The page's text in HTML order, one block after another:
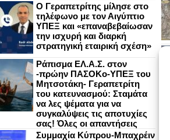
Ο Γεραπετρίτης μίλησε στο
τηλέφωνο με τον Αιγύπτιο
ΥΠΕΞ και «επαναβεβαίωσαν
την ισχυρή και διαρκή
στρατηγική εταιρική σχέση»
Ράπισμα ΕΛ.Α.Σ. στον
-πρώην ΠΑΣΟΚο-ΥΠΕΞ του
Μητσοτάκη- Γεραπετρίτη
του κατευνασμού: Σταμάτα
να λες ψέματα για να
συγκαλύψεις τις αποτυχίες
σας! Όλες οι απαντήσεις
Συμμαχία Κύπρου-Μπαχρέιν